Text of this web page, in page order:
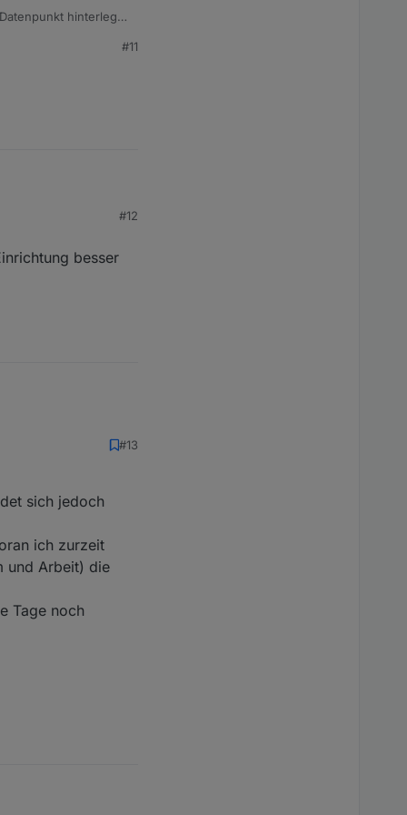
hinterlegte
#11
man ein paar
#12
besser
#13
sich jedoch
ich zurzeit
und Arbeit) die
Tage noch